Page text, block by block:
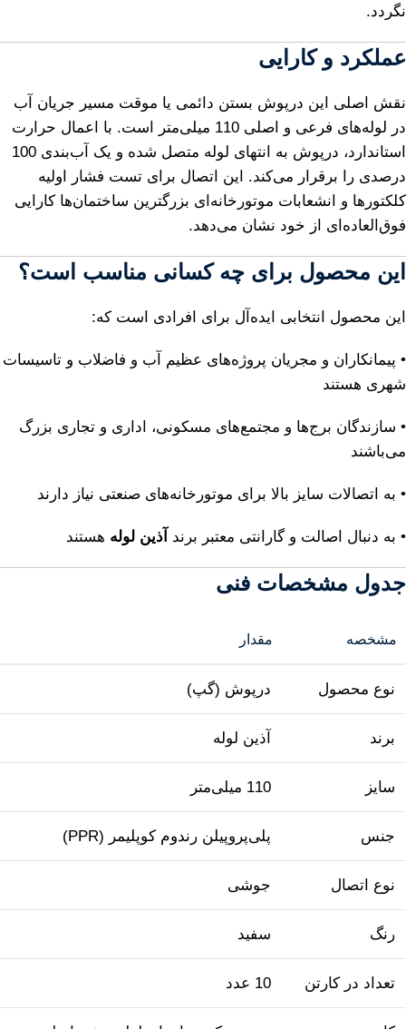
نگردد.
عملکرد و کارایی
نقش اصلی این درپوش بستن دائمی یا موقت مسیر جریان آب
در لوله‌های فرعی و اصلی 110 میلی‌متر است. با اعمال حرارت
استاندارد، درپوش به انتهای لوله متصل شده و یک آب‌بندی 100
درصدی را برقرار می‌کند. این اتصال برای تست فشار اولیه
کلکتورها و انشعابات موتورخانه‌ای بزرگترین ساختمان‌ها کارایی
فوق‌العاده‌ای از خود نشان می‌دهد.
این محصول برای چه کسانی مناسب است؟
این محصول انتخابی ایده‌آل برای افرادی است که:
• پیمانکاران و مجریان پروژه‌های عظیم آب و فاضلاب و تاسیسات
شهری هستند
• سازندگان برج‌ها و مجتمع‌های مسکونی، اداری و تجاری بزرگ
می‌باشند
• به اتصالات سایز بالا برای موتورخانه‌های صنعتی نیاز دارند
• به دنبال اصالت و گارانتی معتبر برند آذین لوله هستند
جدول مشخصات فنی
مشخصه مقدار
نوع محصول درپوش (گپ)
برند آذین لوله
سایز 110 میلی‌متر
جنس پلی‌پروپیلن رندوم کوپلیمر (PPR)
نوع اتصال جوشی
رنگ سفید
تعداد در کارتن 10 عدد